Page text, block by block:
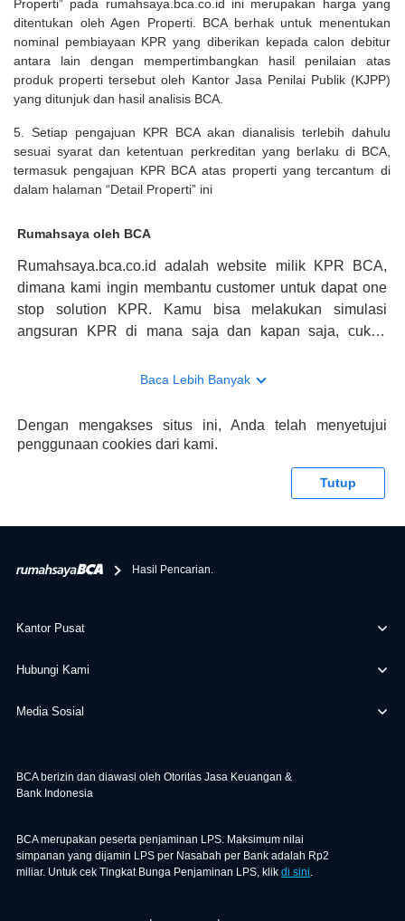
Properti” pada rumahsaya.bca.co.id ini merupakan harga yang
ditentukan oleh Agen Properti. BCA berhak untuk menentukan
nominal pembiayaan KPR yang diberikan kepada calon debitur
antara lain dengan mempertimbangkan hasil penilaian atas
produk properti tersebut oleh Kantor Jasa Penilai Publik (KJPP)
yang ditunjuk dan hasil analisis BCA.
5. Setiap pengajuan KPR BCA akan dianalisis terlebih dahulu
sesuai syarat dan ketentuan perkreditan yang berlaku di BCA,
termasuk pengajuan KPR BCA atas properti yang tercantum di
dalam halaman “Detail Properti” ini
Rumahsaya oleh BCA
Rumahsaya.bca.co.id adalah website milik KPR BCA,
dimana kami ingin membantu customer untuk dapat one
stop solution KPR. Kamu bisa melakukan simulasi
angsuran KPR di mana saja dan kapan saja, cukup
konsultasi mengenai KPR, maka ada layanan live chat
memberikan keuntungan yang berlipat, persyaratan
pengajuan KPR BCA juga sangat mudah, kamu bisa cek
tentang properti disini BCA hanya sebagai pihak
bertanggung jawab terhadap informasi yang rekanan
Baca Lebih Banyak
Dengan mengakses situs ini, Anda telah menyetujui
penggunaan cookies dari kami.
Tutup
Hasil Pencarian.
Kantor Pusat
Hubungi Kami
Media Sosial
BCA berizin dan diawasi oleh Otoritas Jasa Keuangan &
Bank Indonesia
BCA merupakan peserta penjaminan LPS. Maksimum nilai
simpanan yang dijamin LPS per Nasabah per Bank adalah Rp2
miliar. Untuk cek Tingkat Bunga Penjaminan LPS, klik di sini.